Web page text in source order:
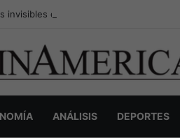
invisibles de Colombia: la guerra
ANÁLISIS DEPORTES